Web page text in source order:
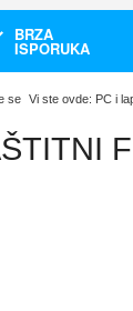
BRZA
ISPORUKA
se Vi ste ovde: PC i